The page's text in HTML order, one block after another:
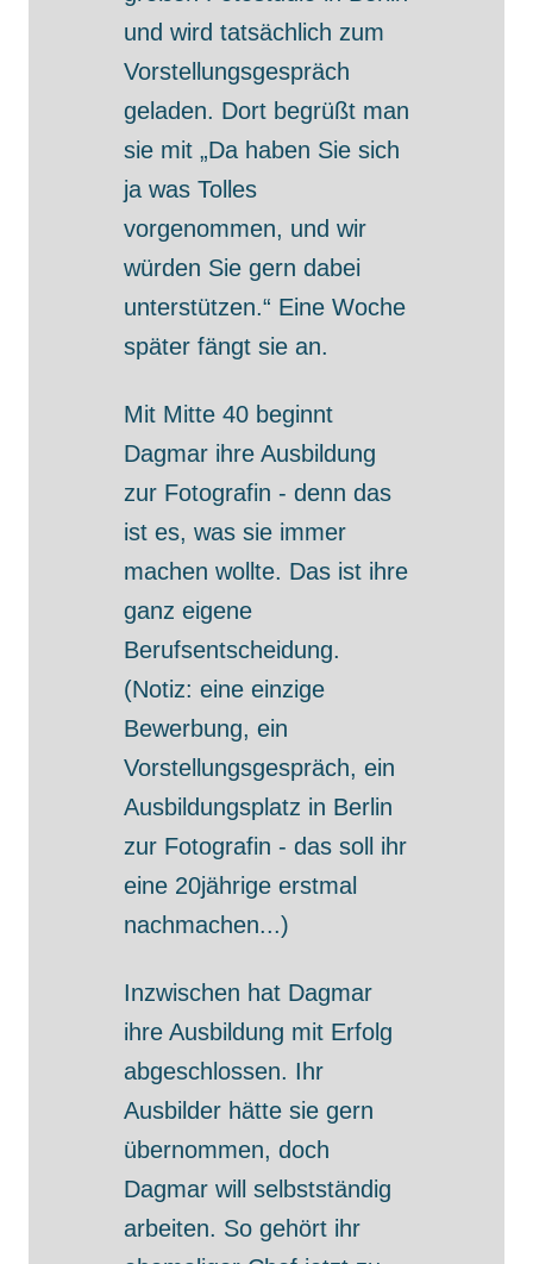
und wird tatsächlich zum
Vorstellungsgespräch
geladen. Dort begrüßt man
sie mit „Da haben Sie sich
ja was Tolles
vorgenommen, und wir
würden Sie gern dabei
unterstützen.“ Eine Woche
später fängt sie an.
Mit Mitte 40 beginnt
Dagmar ihre Ausbildung
zur Fotografin - denn das
ist es, was sie immer
machen wollte. Das ist ihre
ganz eigene
Berufsentscheidung.
(Notiz: eine einzige
Bewerbung, ein
Vorstellungsgespräch, ein
Ausbildungsplatz in Berlin
zur Fotografin - das soll ihr
eine 20jährige erstmal
nachmachen...)
Inzwischen hat Dagmar
ihre Ausbildung mit Erfolg
abgeschlossen. Ihr
Ausbilder hätte sie gern
übernommen, doch
Dagmar will selbstständig
arbeiten. So gehört ihr